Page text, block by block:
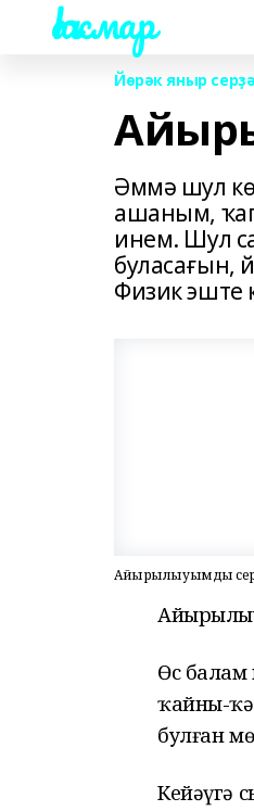
Һаҡмар
Йөрәк яныр
Әммә шул
ашаным,
инем. Шул
буласағын,
Физик эште
Айырылыуымдың
Өс балам
ҡайны-
булған
Кейәүгә